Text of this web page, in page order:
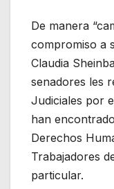
De manera
compromiso a
Claudia
senadores les
Judiciales por
han
Derechos
Trabajadores
particular.